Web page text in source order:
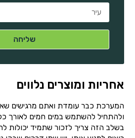
אחריות ומוצרים נלווים
המערכת כבר עומדת ואתם מרגישים
ולהתחיל להשתמש במים חמים לאורך
בשלב הזה צריך לזכור שתמיד יכולות